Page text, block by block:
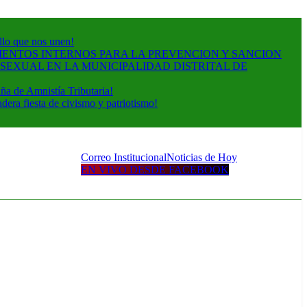
que nos unen!
INTERNOS PARA LA PREVENCION Y SANCION
EN LA MUNICIPALIDAD DISTRITAL DE
de Amnistía Tributaria!
fiesta de civismo y patriotismo!
Correo InstitucionalNoticias de Hoy
EN VIVO DESDE FACEBOOK